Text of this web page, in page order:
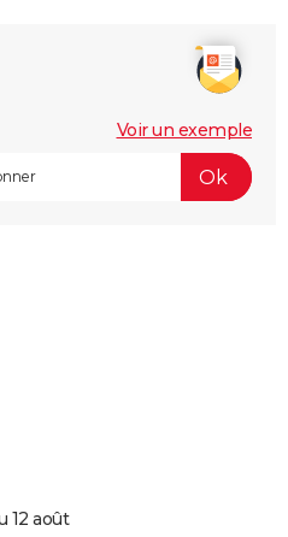
Voir un exemple
12 août